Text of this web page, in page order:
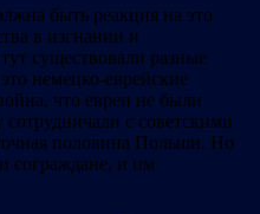
быть реакция на это
в изгнании и
существовали разные
немецко-еврейские
что евреи не были
с советскими
половина Польши. Но
сограждане, и им